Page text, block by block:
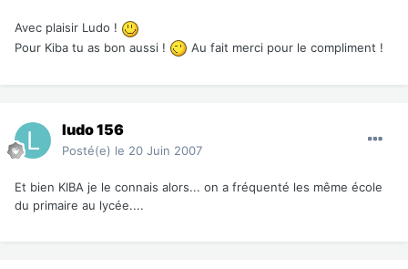
Avec plaisir Ludo !
Pour Kiba tu as bon aussi !
Au fait merci pour le compliment !
ludo 156
Posté(e) le 20 Juin 2007
Et bien KIBA je le connais alors... on a fréquenté les même école
du primaire au lycée....